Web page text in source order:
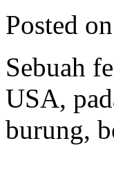
Posted on
Sebuah
USA,
burung,